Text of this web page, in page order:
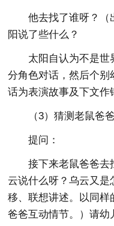
他去找了谁呀？（
阳说了些什么？
太阳自认为不是世
分角色对话，然后个
话为表演故事及下文作
（3）猜测老鼠爸
提问：
接下来老鼠爸爸去
云说什么呀？乌云又
移、联想讲述。以同样
爸爸互动情节。）请幼